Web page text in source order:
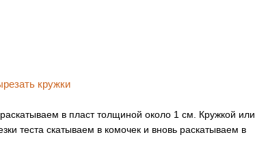
в пласт толщиной около 1 см. Кружкой или
теста скатываем в комочек и вновь раскатываем в